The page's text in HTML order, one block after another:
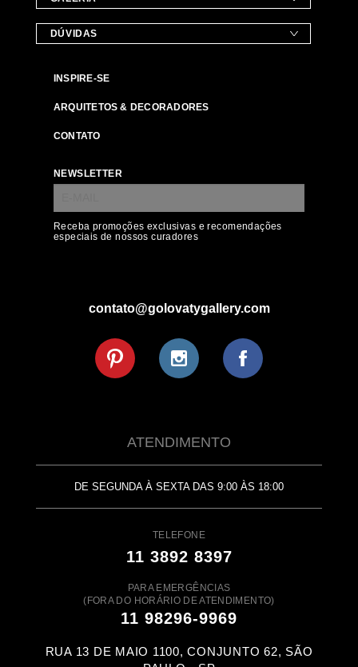
DÚVIDAS
INSPIRE-SE
ARQUITETOS & DECORADORES
CONTATO
NEWSLETTER
Receba promoções exclusivas e recomendações
especiais de nossos curadores
contato@golovatygallery.com
ATENDIMENTO
DE SEGUNDA À SEXTA DAS 9:00 ÀS 18:00
TELEFONE
11 3892 8397
PARA EMERGÊNCIAS
(FORA DO HORÁRIO DE ATENDIMENTO)
11 98296-9969
RUA 13 DE MAIO 1100, CONJUNTO 62, SÃO